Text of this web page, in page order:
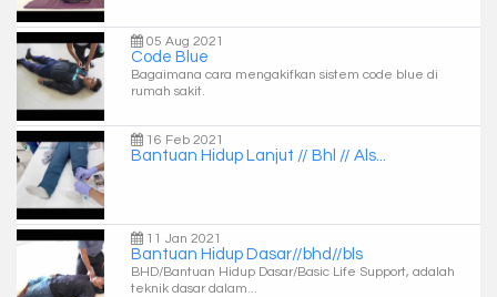
05 Aug 2021
Code Blue
Bagaimana cara mengakifkan sistem code blue di
rumah sakit.
16 Feb 2021
Bantuan Hidup Lanjut // Bhl // Als...
11 Jan 2021
Bantuan Hidup Dasar//bhd//bls
BHD/Bantuan Hidup Dasar/Basic Life Support, adalah
teknik dasar dalam...